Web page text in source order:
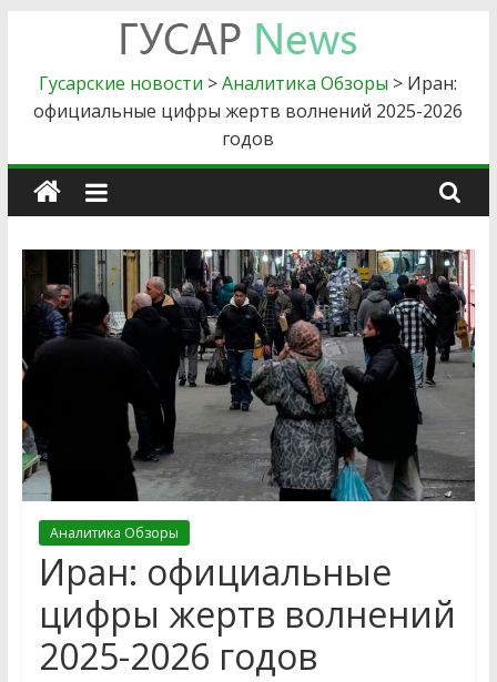
content
Гусарские
новости
Главные
новости
силового
блока
Гусарские новости >Аналитика Обзоры > Иран:
официальные цифры жертв волнений 2025-2026
годов
Аналитика Обзоры
Иран: официальные
цифры жертв волнений
2025-2026 годов